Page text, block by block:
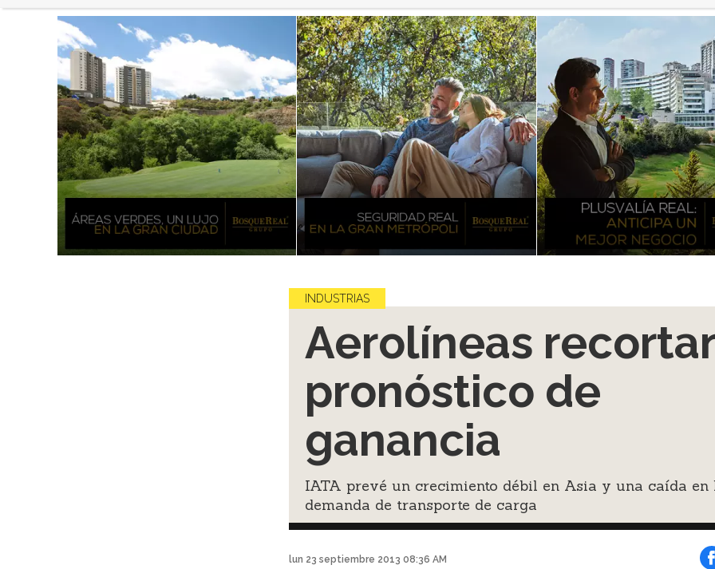
INDUSTRIAS
Aerolíneas
pronóstico de
ganancia
IATA prevé un crecimiento débil en Asia y una caída en
demanda de transporte de carga
lun 23 septiembre 2013 08:36 AM